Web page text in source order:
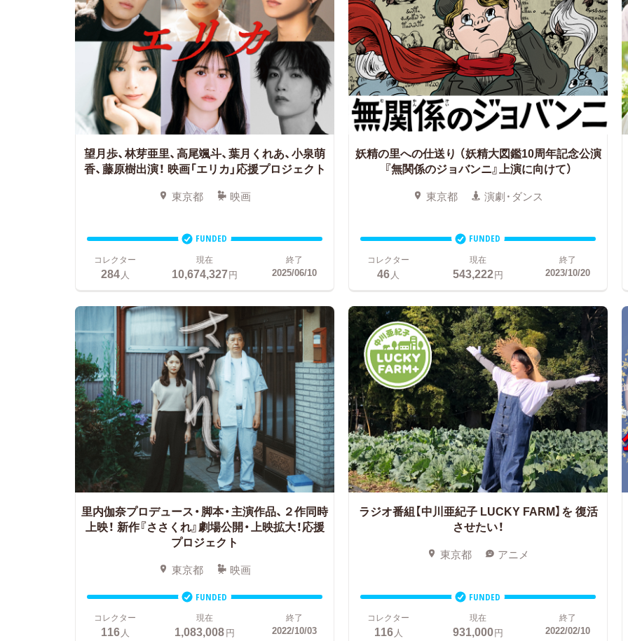
望月歩、林芽亜里、高尾颯斗、葉月くれあ、小泉萌
香、藤原樹出演！ 映画「エリカ」応援プロジェクト
東京都 映画
FUNDED
コレクター
284人
現在
10,674,327円
終了
2025/06/10
妖精の里への仕送り （妖精大図鑑10周年記念公演
『無関係のジョバンニ』上演に向けて）
東京都 演劇・ダンス
FUNDED
コレクター
46人
現在
543,222円
終了
2023/10/20
里内伽奈プロデュース・脚本・主演作品、２作同時
上映！ 新作『ささくれ』劇場公開・上映拡大！応援
プロジェクト
東京都 映画
FUNDED
コレクター
116人
現在
1,083,008円
終了
2022/10/03
ラジオ番組【中川亜紀子 LUCKY FARM】を復活
させたい！
東京都 アニメ
FUNDED
コレクター
116人
現在
931,000円
終了
2022/02/10